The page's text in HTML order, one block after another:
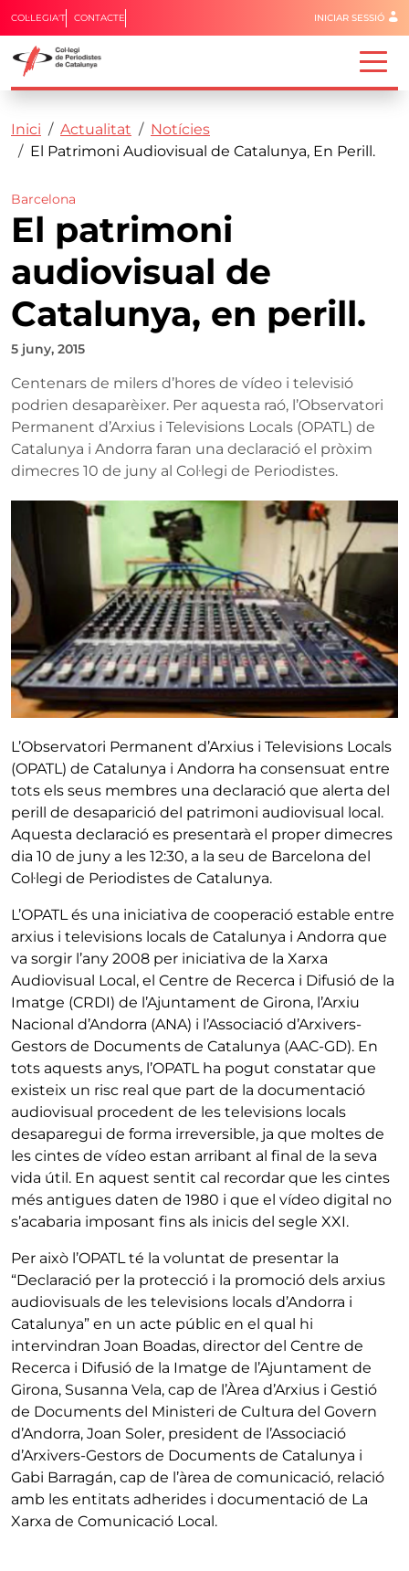
Vés al contingut
Capçalera
COL·LEGIA'T CONTACTE Menú del
INICIAR SESSIÓ
Fil d'ariadna
Inici Actualitat
Notícies
El Patrimoni Audiovisual de Catalunya, En Perill.
Barcelona
El patrimoni
audiovisual de
Catalunya, en perill.
5 juny, 2015
Centenars de milers d’hores de vídeo i televisió
podrien desaparèixer. Per aquesta raó, l’Observatori
Permanent d’Arxius i Televisions Locals (OPATL) de
Catalunya i Andorra faran una declaració el pròxim
dimecres 10 de juny al Col·legi de Periodistes.
L’Observatori Permanent d’Arxius i Televisions Locals
(OPATL) de Catalunya i Andorra ha consensuat entre
tots els seus membres una declaració que alerta del
perill de desaparició del patrimoni audiovisual local.
Aquesta declaració es presentarà el proper dimecres
dia 10 de juny a les 12:30, a la seu de Barcelona del
Col·legi de Periodistes de Catalunya.
L’OPATL és una iniciativa de cooperació estable entre
arxius i televisions locals de Catalunya i Andorra que
va sorgir l’any 2008 per iniciativa de la Xarxa
Audiovisual Local, el Centre de Recerca i Difusió de la
Imatge (CRDI) de l’Ajuntament de Girona, l’Arxiu
Nacional d’Andorra (ANA) i l’Associació d’Arxivers-
Gestors de Documents de Catalunya (AAC-GD). En
tots aquests anys, l’OPATL ha pogut constatar que
existeix un risc real que part de la documentació
audiovisual procedent de les televisions locals
desaparegui de forma irreversible, ja que moltes de
les cintes de vídeo estan arribant al final de la seva
vida útil. En aquest sentit cal recordar que les cintes
més antigues daten de 1980 i que el vídeo digital no
s’acabaria imposant fins als inicis del segle XXI.
Per això l’OPATL té la voluntat de presentar la
“Declaració per la protecció i la promoció dels arxius
audiovisuals de les televisions locals d’Andorra i
Catalunya” en un acte públic en el qual hi
intervindran Joan Boadas, director del Centre de
Recerca i Difusió de la Imatge de l’Ajuntament de
Girona, Susanna Vela, cap de l’Àrea d’Arxius i Gestió
de Documents del Ministeri de Cultura del Govern
d’Andorra, Joan Soler, president de l’Associació
d’Arxivers-Gestors de Documents de Catalunya i
Gabi Barragán, cap de l’àrea de comunicació, relació
amb les entitats adherides i documentació de La
Xarxa de Comunicació Local.